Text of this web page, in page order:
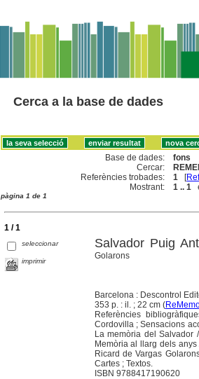
Cerca a la base de dades
Base de dades:
fons
Cercar:
Referències trobades:
1 [
Mostrant:
1 .. 1
pàgina 1 de 1
1 / 1
seleccionar
imprimir
Salvador Puig
Golarons
Barcelona : Descontrol
353 p. : il. ; 22 cm (
Referències
Cordovilla ; Sensacions
La memòria del Salvador
Memòria al llarg dels
Ricard de Vargas
Cartes ; Textos.
ISBN 9788417190620